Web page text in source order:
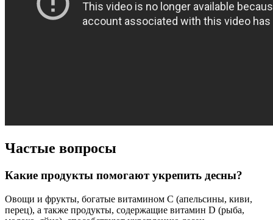
Частые вопросы
Какие продукты помогают укрепить десны?
Овощи и фрукты, богатые витамином С (апельсины, киви,
перец), а также продукты, содержащие витамин D (рыба,